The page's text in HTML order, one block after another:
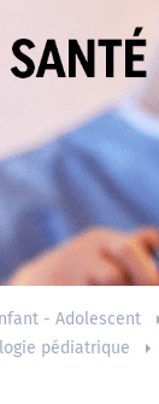
- Adolescent
pédiatrique